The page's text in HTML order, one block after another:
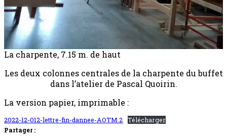
La charpente, 7.15 m. de haut
Les deux colonnes centrales de la charpente du buffet
dans l’atelier de Pascal Quoirin.
La version papier, imprimable :
2022-12-012-lettre-fin-dannee-AOTM.2
Télécharger
Partager :